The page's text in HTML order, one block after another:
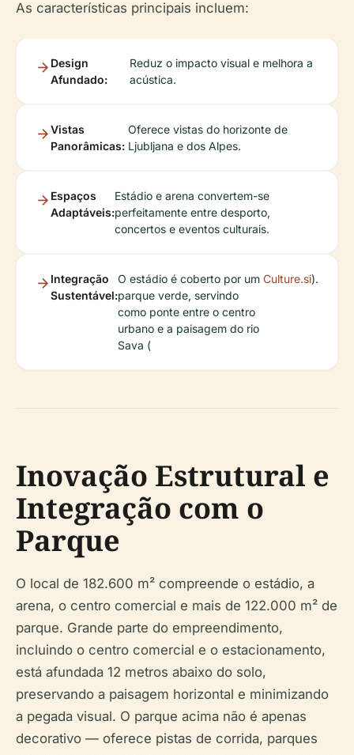
As características principais incluem:
Design
Afundado:
Reduz o impacto visual e melhora a
acústica.
Vistas
Panorâmicas:
Oferece vistas do horizonte de
Ljubljana e dos Alpes.
Espaços
Adaptáveis:
Estádio e arena convertem-se
perfeitamente entre desporto,
concertos e eventos culturais.
Integração
Sustentável:
O estádio é coberto por um
parque verde, servindo
como ponte entre o centro
urbano e a paisagem do rio
Sava (
Culture.si).
Inovação Estrutural e
Integração com o
Parque
O local de 182.600 m² compreende o estádio, a
arena, o centro comercial e mais de 122.000 m² de
parque. Grande parte do empreendimento,
incluindo o centro comercial e o estacionamento,
está afundada 12 metros abaixo do solo,
preservando a paisagem horizontal e minimizando
a pegada visual. O parque acima não é apenas
decorativo — oferece pistas de corrida, parques